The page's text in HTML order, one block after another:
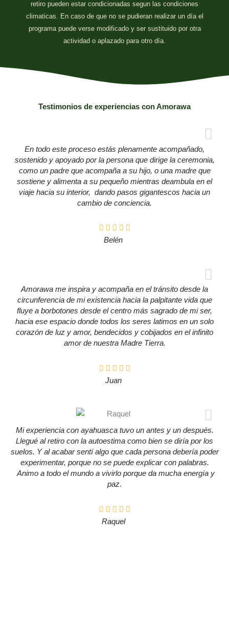
retiro pueden estar condicionadas segun las condiciones
climaticas. En caso de que no se pudieran realizar un día el
programa puede verse modificado y ser sustituido por otra
actividad o aplazado para otro día.
Testimonios de experiencias con Amorawa
En todo este proceso estás plenamente acompañado,
sostenido y apoyado por la persona que dirige la ceremonia,
como un padre que acompaña a su hijo, o una madre que
sostiene y alimenta a su pequeño mientras deambula en el
viaje hacia su interior, dando pasos gigantescos hacia un
cambio de conciencia.
Belén
Amorawa me inspira y acompaña en el tránsito desde la
circunferencia de mi existencia hacia la palpitante vida que
fluye a borbotones desde el centro más sagrado de mi ser,
hacia ese espacio donde todos los seres latimos en un solo
corazón de luz y amor, bendecidos y cobijados en el infinito
amor de nuestra Madre Tierra.
Juan
Mi experiencia con ayahuasca tuvo un antes y un después.
Llegué al retiro con la autoestima como bien se diría por los
suelos. Y al acabar sentí algo que cada persona debería poder
experimentar, porque no se puede explicar con palabras.
Animo a todo el mundo a vivirlo porque da mucha energía y
paz.
Raquel